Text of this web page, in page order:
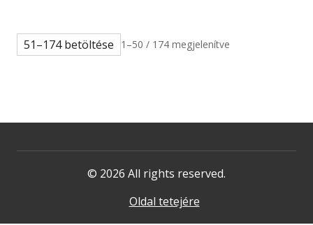
51–174 betöltése 1–50 / 174 megjelenítve
© 2026 All rights reserved.
Oldal tetejére